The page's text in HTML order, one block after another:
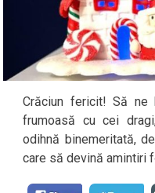
Crăciun fericit! Să ne
frumoasă cu cei
odihnă binemeritată,
care să devină amintiri